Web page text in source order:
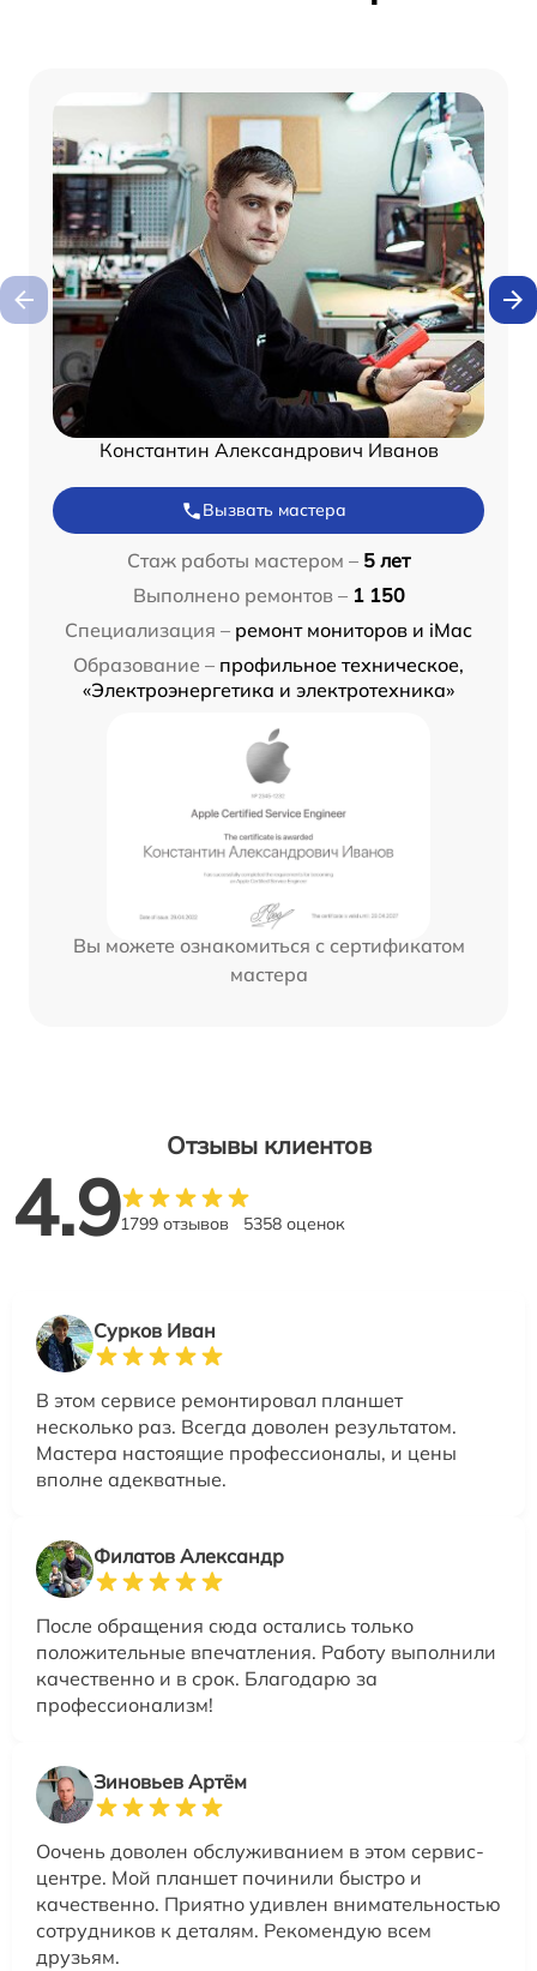
Константин Александрович Иванов
Вызвать мастера
Стаж работы мастером – 5 лет
Выполнено ремонтов – 1 150
Специализация – ремонт мониторов и iMac
Образование – профильное техническое,
«Электроэнергетика и электротехника»
Вы можете ознакомиться с сертификатом
мастера
Отзывы клиентов
4.91799 отзывов 5358 оценок
Сурков Иван
В этом сервисе ремонтировал планшет
несколько раз. Всегда доволен результатом.
Мастера настоящие профессионалы, и цены
вполне адекватные.
Филатов Александр
После обращения сюда остались только
положительные впечатления. Работу выполнили
качественно и в срок. Благодарю за
профессионализм!
Зиновьев Артём
Оочень доволен обслуживанием в этом сервис-
центре. Мой планшет починили быстро и
качественно. Приятно удивлен внимательностью
сотрудников к деталям. Рекомендую всем
друзьям.